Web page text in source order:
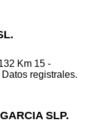
Km 15 -
registrales.
SLP.